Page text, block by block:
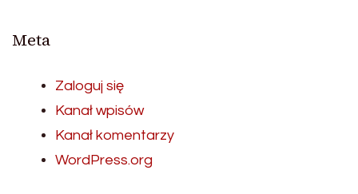
Meta
Zaloguj się
Kanał wpisów
Kanał komentarzy
WordPress.org